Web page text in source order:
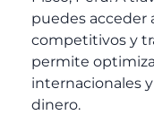
puedes acceder
competitivos y
permite
internacionales
dinero.